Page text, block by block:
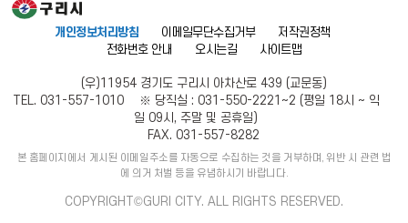
개인정보처리방침 이메일무단수집거부
저작권정책
전화번호 안내
오시는길 사이트맵
(우)11954 경기도 구리시 아차산로 439 (교문동)
TEL. 031-557-1010 ※ 당직실 : 031-550-2221~2 (평일 18시 ~ 익
일 09시, 주말 및 공휴일)
FAX. 031-557-8282
본 홈페이지에서 게시된 이메일주소를 자동으로 수집하는 것을 거부하며, 위반 시 관련 법
에 의거 처벌 등을 유념하시기 바랍니다.
COPYRIGHT©GURI CITY. ALL RIGHTS RESERVED.